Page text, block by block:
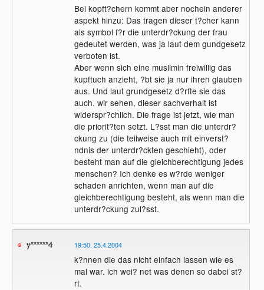
Bei kopft?chern kommt aber nochein anderer
aspekt hinzu: Das tragen dieser t?cher kann
als symbol f?r die unterdr?ckung der frau
gedeutet werden, was ja laut dem gundgesetz
verboten ist.
Aber wenn sich eine muslimin freiwillig das
kupftuch anzieht, ?bt sie ja nur ihren glauben
aus. Und laut grundgesetz d?rfte sie das
auch. wir sehen, dieser sachverhalt ist
widerspr?chlich. Die frage ist jetzt, wie man
die priorit?ten setzt. L?sst man die unterdr?
ckung zu (die teilweise auch mit einverst?
ndnis der unterdr?ckten geschieht), oder
besteht man auf die gleichberechtigung jedes
menschen? Ich denke es w?rde weniger
schaden anrichten, wenn man auf die
gleichberechtigung besteht, als wenn man die
unterdr?ckung zul?sst.
y******4 19:50, 25.4.2004
k?nnen die das nicht einfach lassen wie es
mal war. ich wei? net was denen so dabei st?
rt.